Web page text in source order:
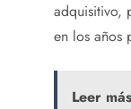
adquisitivo,
en los años
Leer más